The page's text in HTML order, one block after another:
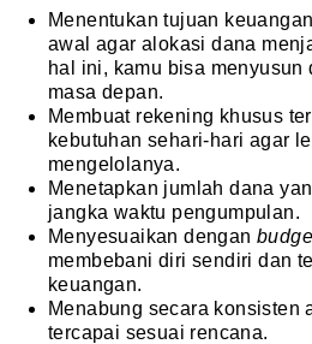
Menentukan tujuan
awal agar alokasi dana
hal ini, kamu bisa menyusun
masa depan.
Membuat rekening khusus
kebutuhan sehari-hari agar
mengelolanya.
Menetapkan jumlah dana
jangka waktu pengumpulan.
Menyesuaikan dengan
membebani diri sendiri dan
keuangan.
Menabung secara konsisten
tercapai sesuai rencana.